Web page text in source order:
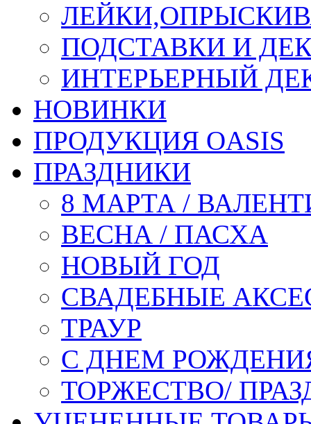
ПОДСТАВКИ И
ИНТЕРЬЕРНЫЙ
НОВИНКИ
ПРОДУКЦИЯ OASIS
ПРАЗДНИКИ
8 МАРТА /
ВЕСНА / ПАСХА
НОВЫЙ ГОД
СВАДЕБНЫЕ
ТРАУР
С ДНЕМ
ТОРЖЕСТВО/